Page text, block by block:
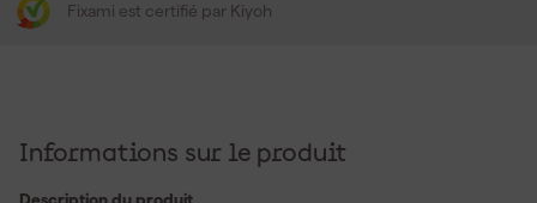
Fixami est certifié par Kiyoh
Informations sur le produit
Description du produit